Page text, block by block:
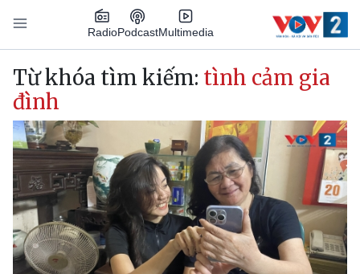
Nhảy đến nội dung
RadioPodcastMultimedia
Main navigation
Từ khóa tìm kiếm: tình cảm gia
đình